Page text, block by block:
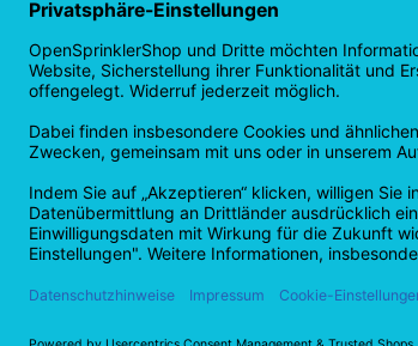
avoimen lähdekoodin
kastelujärjestelmä. Käytä
OpenSourcen voimaa ja
kastelusi!
Tekijänoikeus 2026 ©Checkbox IT
Kaikki hinnat sis. ALV.